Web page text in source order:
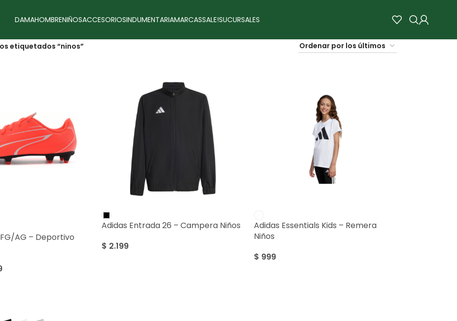
DAMAHOMBRENIÑOSACCESORIOSINDUMENTARIAMARCASSALE!SUCURSALES
etiquetados “ninos”
AG – Deportivo
Adidas Entrada 26 – Campera Niños
$ 2.199
Adidas Essentials Kids – Remera
Niños
$ 999